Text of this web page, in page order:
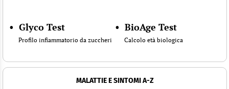
• Glyco Test
Profilo infiammatorio da zuccheri
• BioAge Test
Calcolo età biologica
MALATTIE E SINTOMI A-Z